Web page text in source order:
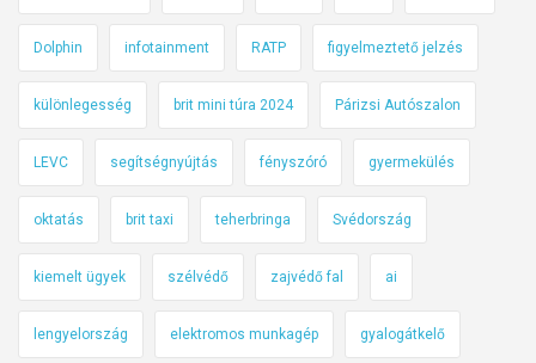
Dolphin infotainment RATP figyelmeztető jelzés
különlegesség brit mini túra 2024 Párizsi Autószalon
LEVC segítségnyújtás fényszóró gyermekülés
oktatás brit taxi teherbringa Svédország
kiemelt ügyek szélvédő zajvédő fal ai
lengyelország elektromos munkagép gyalogátkelő